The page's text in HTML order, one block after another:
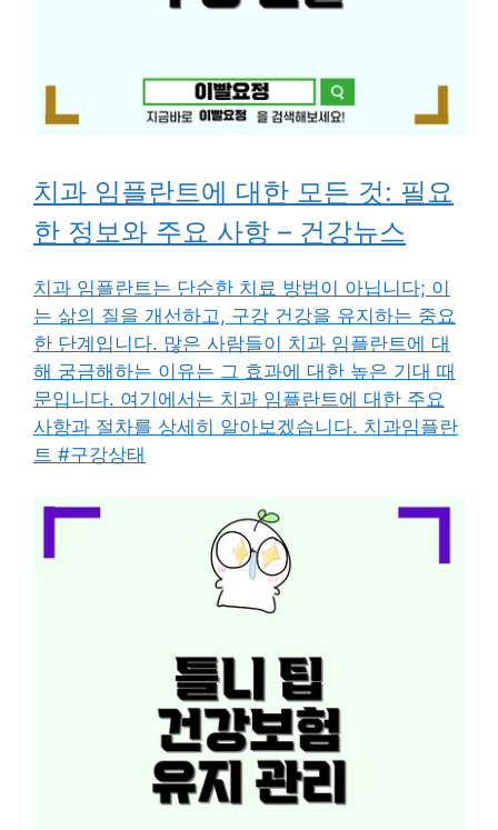
치과 임플란트에 대한 모든 것: 필요
한 정보와 주요 사항 – 건강뉴스
치과 임플란트는 단순한 치료 방법이 아닙니다; 이
는 삶의 질을 개선하고, 구강 건강을 유지하는 중요
한 단계입니다. 많은 사람들이 치과 임플란트에 대
해 궁금해하는 이유는 그 효과에 대한 높은 기대 때
문입니다. 여기에서는 치과 임플란트에 대한 주요
사항과 절차를 상세히 알아보겠습니다. 치과임플란
트 #구강상태